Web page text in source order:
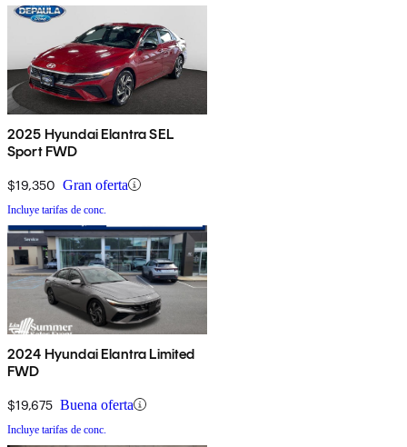
2025 Hyundai Elantra SEL
Sport FWD
$19,350 Gran oferta
Incluye tarifas de conc.
2024 Hyundai Elantra Limited
FWD
$19,675 Buena oferta
Incluye tarifas de conc.